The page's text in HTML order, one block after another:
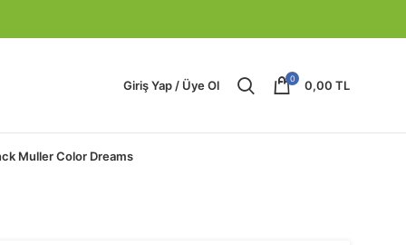
Giriş Yap / Üye Ol 0 0,00 TL
Muller Color Dreams